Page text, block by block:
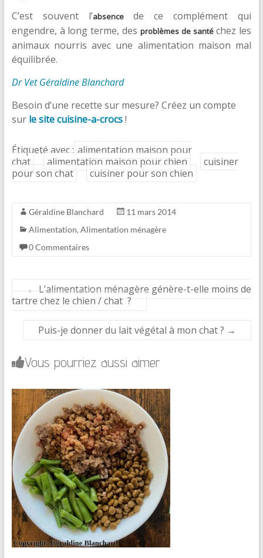
C’est souvent l’absencede ce complément qui
engendre, à long terme, des problèmes de santé chez les
animaux nourris avec une alimentation maison mal
équilibrée.
Dr Vet Géraldine Blanchard
Besoin d’une recette sur mesure? Créez un compte
sur le site cuisine-a-crocs!
Étiqueté avec : alimentation maison pour
chat
alimentation maison pour chien
cuisiner
pour son chat
cuisiner pour son chien
Géraldine Blanchard
11 mars 2014
Alimentation, Alimentation ménagère
0 Commentaires
←
L’alimentation ménagère génère-t-elle moins de
tartre chez le chien / chat ?
Puis-je donner du lait végétal à mon chat ? →
Vous pourriez aussi aimer